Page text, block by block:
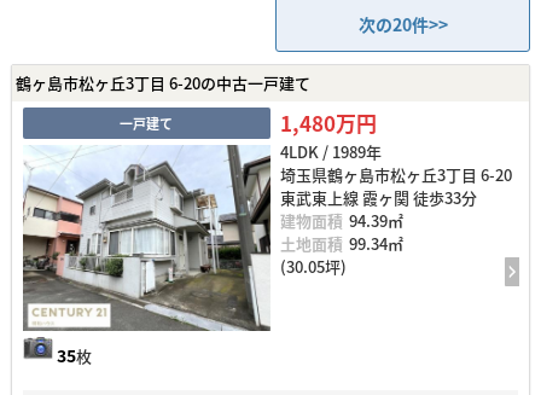
次の20件>>
鶴ヶ島市松ヶ丘3丁目 6-20の中古一戸建て
一戸建て
35枚
1,480万円
4LDK / 1989年
埼玉県鶴ヶ島市松ヶ丘3丁目 6-20
東武東上線 霞ヶ関 徒歩33分
建物面積 94.39㎡
土地面積 99.34㎡
(30.05坪)